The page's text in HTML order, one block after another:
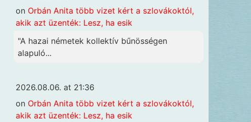
on Orbán Anita több vizet kért a szlovákoktól,
akik azt üzenték: Lesz, ha esik
"A hazai németek kollektív bűnösségen
alapuló...
2026.08.06. at 21:36
on Orbán Anita több vizet kért a szlovákoktól,
akik azt üzenték: Lesz, ha esik